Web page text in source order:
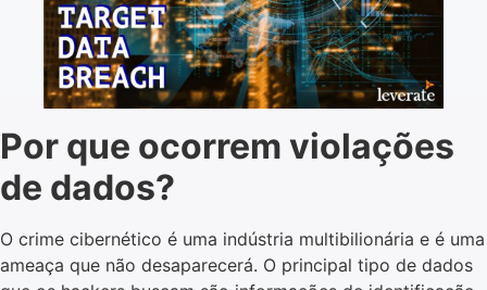
Por que ocorrem violações
de dados?
O crime cibernético é uma indústria multibilionária e é uma
ameaça que não desaparecerá. O principal tipo de dados